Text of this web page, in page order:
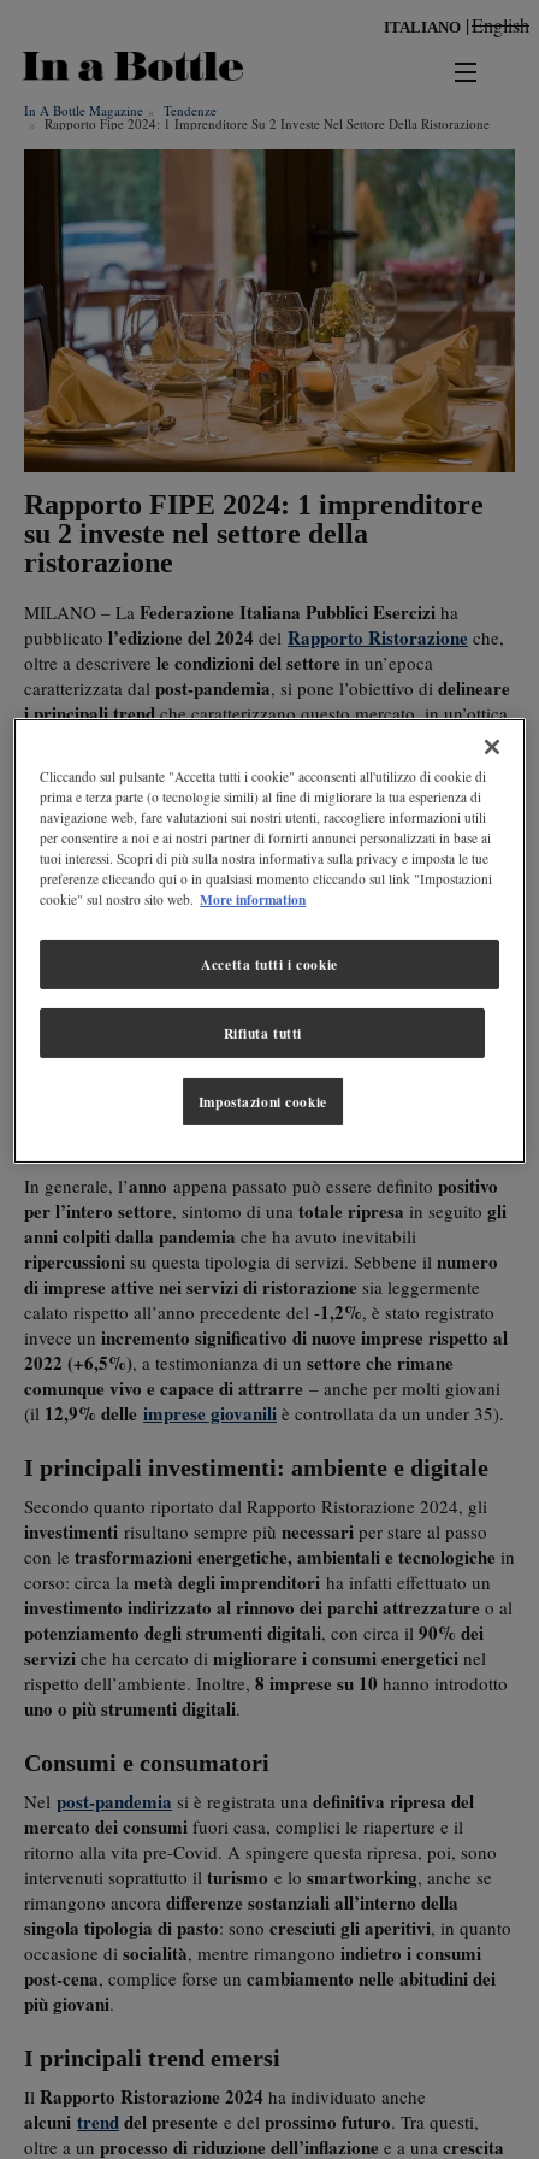
contenuto
ITALIANO English
Risultati per
news
territorio
benessere
ambiente
cultura
persone
In A Bottle Magazine Tendenze
Rapporto Fipe 2024: 1 Imprenditore Su 2 Investe Nel Settore Della Ristorazione
Rapporto FIPE 2024: 1 imprenditore
su 2 investe nel settore della
ristorazione
MILANO – La Federazione Italiana Pubblici Esercizi ha
pubblicato l’edizione del 2024 del Rapporto Ristorazione che,
oltre a descrivere le condizioni del settore in un’epoca
caratterizzata dal post-pandemia, si pone l’obiettivo di delineare
i principali trendche caratterizzano questo mercato, in un’ottica
Rapporto Ristorazione 2024: le variabili
analizzate
Rapporto Ristorazionepubblicato da Fipe è giunto
quest’anno alla sua dodicesima edizione, conl’obiettivo di
delineare una panoramica generale del settore
approfondire la trasformazione economica,socialeeculturale
in corso, sia dal punto di vista della domanda
Partendo daun’analisi macroeconomicadel contesto di
riferimento, il rapporto scende poi più nel dettaglio della
, deilivelli di occupazione
In generale, l’anno appena passato può essere definito positivo
per l’intero settore, sintomo di una totale ripresa in seguito gli
anni colpiti dalla pandemia che ha avuto inevitabili
ripercussioni su questa tipologia di servizi. Sebbene il numero
di imprese attive nei servizi di ristorazione sia leggermente
calato rispetto all’anno precedente del -1,2%, è stato registrato
invece un incremento significativo di nuove imprese rispetto al
2022 (+6,5%), a testimonianza di un settore che rimane
comunque vivo e capace di attrarre – anche per molti giovani
(il 12,9% delle imprese giovanili è controllata da un under 35).
I principali investimenti: ambiente e digitale
Secondo quanto riportato dal Rapporto Ristorazione 2024, gli
investimenti risultano sempre più necessari per stare al passo
con le trasformazioni energetiche, ambientali e tecnologiche in
corso: circa la metà degli imprenditori ha infatti effettuato un
investimento indirizzato al rinnovo dei parchi attrezzature o al
potenziamento degli strumenti digitali, con circa il 90% dei
servizi che ha cercato di migliorare i consumi energetici nel
rispetto dell’ambiente. Inoltre, 8 imprese su 10 hanno introdotto
uno o piùstrumenti digitali.
Consumi e consumatori
Nel post-pandemia si è registrata una definitiva ripresa del
mercato dei consumi fuori casa, complici le riaperture e il
ritorno alla vita pre-Covid. A spingere questa ripresa, poi, sono
intervenuti soprattutto il turismo e lo smartworking, anche se
rimangono ancora differenze sostanziali all’interno della
singola tipologia di pasto: sono cresciuti gli aperitivi, in quanto
occasione di socialità, mentre rimangono indietro i consumi
post-cena, complice forse un cambiamento nelle abitudini dei
più giovani.
I principali trend emersi
Il Rapporto Ristorazione 2024 ha individuato anche
alcuni trenddel presente e del prossimo futuro. Tra questi,
oltre a un processo di riduzione dell’inflazione e a una crescita
Cliccando sul pulsante "Accetta tutti i cookie" acconsenti all'utilizzo di cookie di
prima e terza parte (o tecnologie simili) al fine di migliorare la tua esperienza di
navigazione web, fare valutazioni sui nostri utenti, raccogliere informazioni utili
per consentire a noi e ai nostri partner di fornirti annunci personalizzati in base ai
tuoi interessi. Scopri di più sulla nostra informativa sulla privacy e imposta le tue
preferenze cliccando qui o in qualsiasi momento cliccando sul link "Impostazioni
cookie" sul nostro sito web. More information
Rifiuta tutti
Accetta tutti i cookie
Impostazioni cookie